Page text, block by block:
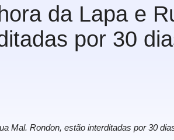
nova estrutura e se torna referência para futuros
ao entrar no mar em Santos
da Lapa e
por 30
Mal. Rondon, estão interditadas por 30